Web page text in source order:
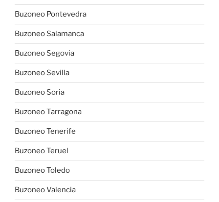
Buzoneo Pontevedra
Buzoneo Salamanca
Buzoneo Segovia
Buzoneo Sevilla
Buzoneo Soria
Buzoneo Tarragona
Buzoneo Tenerife
Buzoneo Teruel
Buzoneo Toledo
Buzoneo Valencia